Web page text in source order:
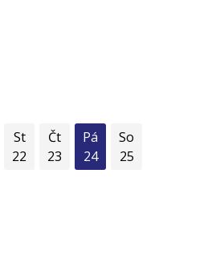
St
22
Čt
23
Pá
24
So
25